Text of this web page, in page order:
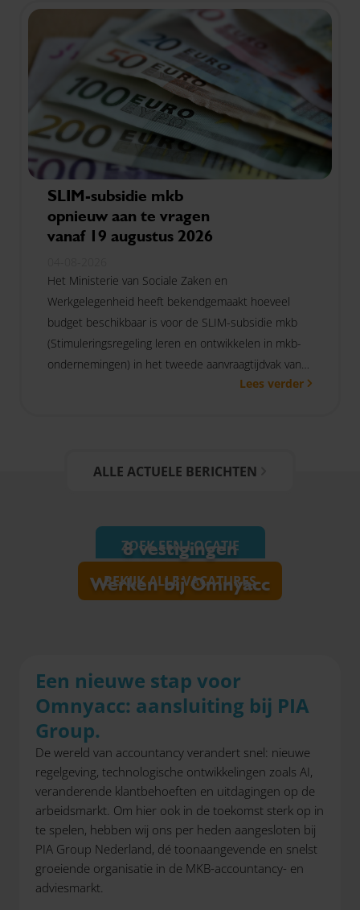
SLIM-subsidie mkb
opnieuw aan te vragen
vanaf 19 augustus 2026
Het Ministerie van Sociale Zaken en
Werkgelegenheid heeft bekendgemaakt hoeveel
budget beschikbaar is voor de SLIM-subsidie mkb
(Stimuleringsregeling leren en ontwikkelen in mkb-
ondernemingen) in het tweede aanvraagtijdvak van
dit jaar. Mkb-ondernemingen kunnen de subsidie
Lees verder
ALLE ACTUELE BERICHTEN
8 vestigingen
ZOEK EEN LOCATIE
Werken bij Omnyacc
BEKIJK ALLE VACATURES
Een nieuwe stap voor
Omnyacc: aansluiting bij PIA
Group.
De wereld van accountancy verandert snel: nieuwe
regelgeving, technologische ontwikkelingen zoals AI,
veranderende klantbehoeften en uitdagingen op de
arbeidsmarkt. Om hier ook in de toekomst sterk op in
te spelen, hebben wij ons per heden aangesloten bij
PIA Group Nederland, dé toonaangevende en snelst
groeiende organisatie in de MKB-accountancy- en
adviesmarkt.